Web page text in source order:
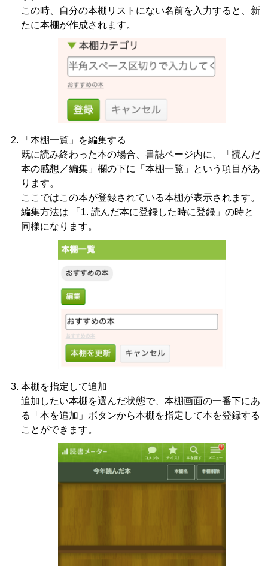
この時、自分の本棚リストにない名前を入力すると、新
たに本棚が作成されます。
「本棚一覧」を編集する
既に読み終わった本の場合、書誌ページ内に、「読んだ
本の感想／編集」欄の下に「本棚一覧」という項目があ
ります。
ここではこの本が登録されている本棚が表示されます。
編集方法は 「1. 読んだ本に登録した時に登録」の時と
同様になります。
本棚を指定して追加
追加したい本棚を選んだ状態で、本棚画面の一番下にあ
る「本を追加」ボタンから本棚を指定して本を登録する
ことができます。